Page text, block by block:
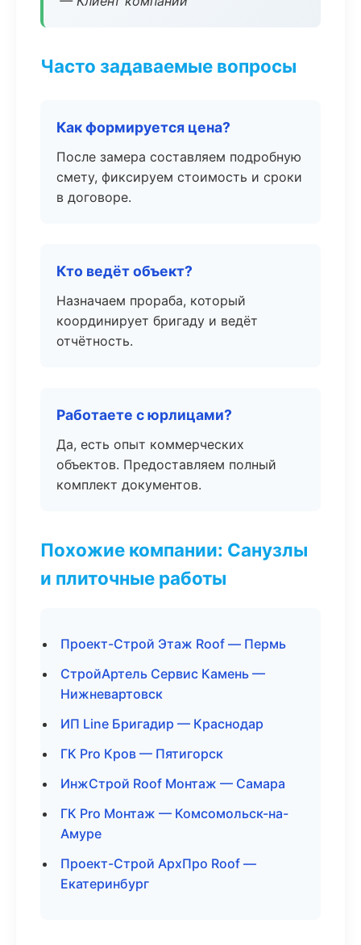
Часто задаваемые вопросы
Как формируется цена?
После замера составляем подробную
смету, фиксируем стоимость и сроки
в договоре.
Кто ведёт объект?
Назначаем прораба, который
координирует бригаду и ведёт
отчётность.
Работаете с юрлицами?
Да, есть опыт коммерческих
объектов. Предоставляем полный
комплект документов.
Похожие компании: Санузлы
и плиточные работы
Проект-Строй Этаж Roof — Пермь
СтройАртель Сервис Камень —
Нижневартовск
ИП Line Бригадир — Краснодар
ГК Pro Кров — Пятигорск
ИнжСтрой Roof Монтаж — Самара
ГК Pro Монтаж — Комсомольск-на-
Амуре
Проект-Строй АрхПро Roof —
Екатеринбург